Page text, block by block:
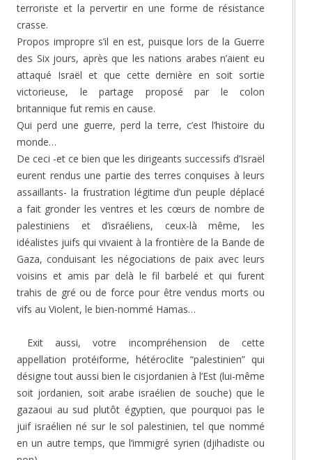
terroriste et la pervertir en une forme de résistance
crasse.
Propos impropre s’il en est, puisque lors de la Guerre
des Six jours, après que les nations arabes n’aient eu
attaqué Israël et que cette dernière en soit sortie
victorieuse, le partage proposé par le colon
britannique fut remis en cause.
Qui perd une guerre, perd la terre, c’est l’histoire du
monde…
De ceci -et ce bien que les dirigeants successifs d’Israël
eurent rendus une partie des terres conquises à leurs
assaillants- la frustration légitime d’un peuple déplacé
a fait gronder les ventres et les cœurs de nombre de
palestiniens et d’israéliens, ceux-là même, les
idéalistes juifs qui vivaient à la frontière de la Bande de
Gaza, conduisant les négociations de paix avec leurs
voisins et amis par delà le fil barbelé et qui furent
trahis de gré ou de force pour être vendus morts ou
vifs au Violent, le bien-nommé Hamas…
Exit aussi, votre incompréhension de cette
appellation protéiforme, hétéroclite “palestinien” qui
désigne tout aussi bien le cisjordanien à l’Est (lui-même
soit jordanien, soit arabe israélien de souche) que le
gazaoui au sud plutôt égyptien, que pourquoi pas le
juif israélien né sur le sol palestinien, tel que nommé
en un autre temps, que l’immigré syrien (djihadiste ou